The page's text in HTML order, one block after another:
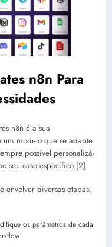
n8n Para
n8n é a sua
modelo que se adapte
possível personalizá-
seu caso específico [2].
envolver diversas etapas,
os parâmetros de cada